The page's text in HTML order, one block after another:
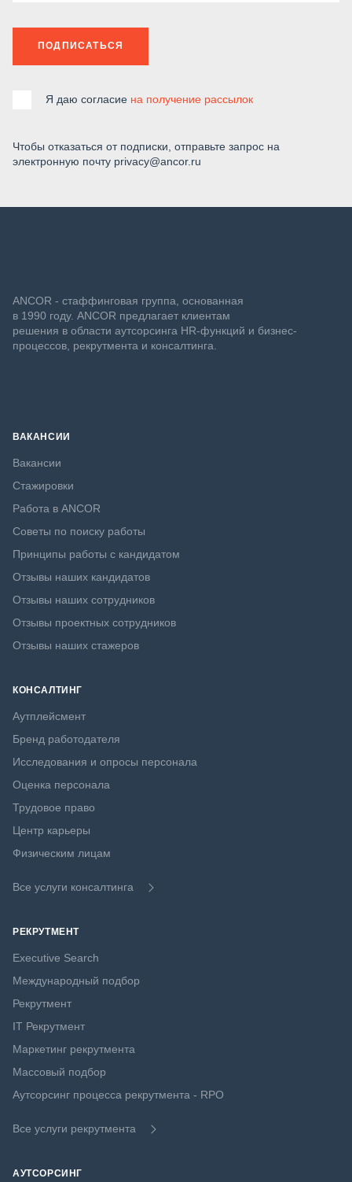
ПОДПИСАТЬСЯ
Я даю согласие на получение рассылок
Чтобы отказаться от подписки, отправьте запрос на
электронную почту privacy@ancor.ru
ANCOR - стаффинговая группа, основанная
в 1990 году. ANCOR предлагает клиентам
решения в области аутсорсинга HR-функций и бизнес-
процессов, рекрутмента и консалтинга.
ВАКАНСИИ
Вакансии
Стажировки
Работа в ANCOR
Советы по поиску работы
Принципы работы с кандидатом
Отзывы наших кандидатов
Отзывы наших сотрудников
Отзывы проектных сотрудников
Отзывы наших стажеров
КОНСАЛТИНГ
Аутплейсмент
Бренд работодателя
Исследования и опросы персонала
Оценка персонала
Трудовое право
Центр карьеры
Физическим лицам
Все услуги консалтинга
РЕКРУТМЕНТ
Executive Search
Международный подбор
Рекрутмент
IT Рекрутмент
Маркетинг рекрутмента
Массовый подбор
Аутсорсинг процесса рекрутмента - RPO
Все услуги рекрутмента
АУТСОРСИНГ